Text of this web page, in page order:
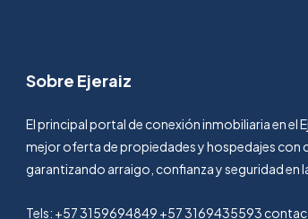
Sobre Ejeraiz
El principal portal de conexión inmobiliaria en el
mejor oferta de propiedades y hospedajes con
garantizando arraigo, confianza y seguridad en
Tels: +57 3159694849 +57 3169435593